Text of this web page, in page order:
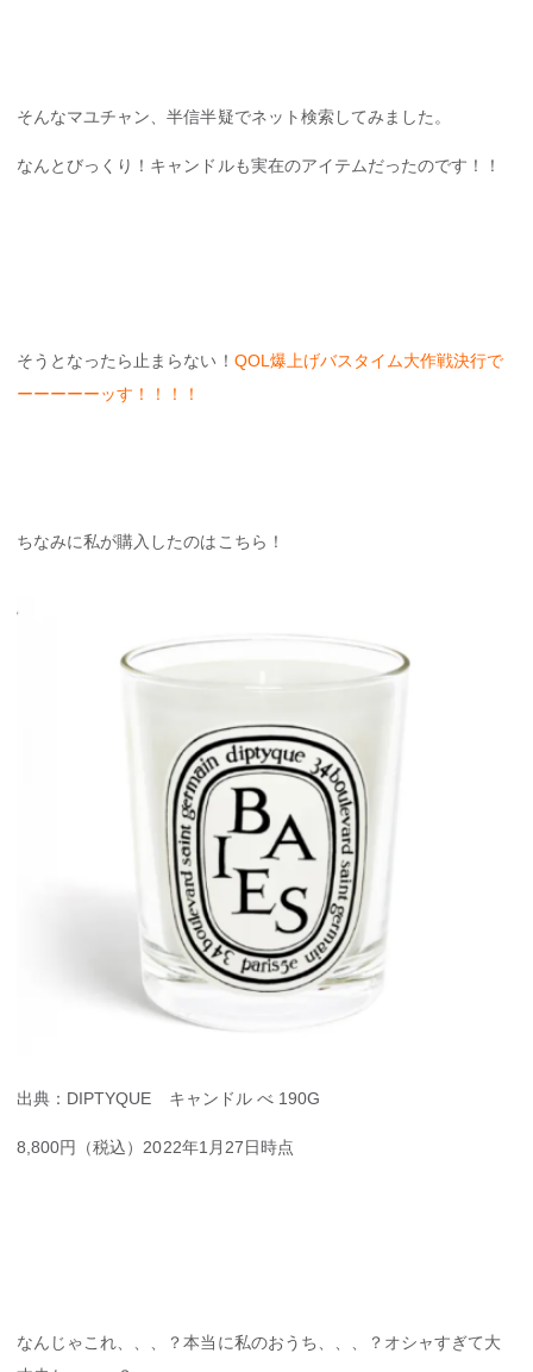
そんなマユチャン、半信半疑でネット検索してみました。
なんとびっくり！キャンドルも実在のアイテムだったのです！！
そうとなったら止まらない！ QOL爆上げバスタイム大作戦決行で
ーーーーーッす！！！！
ちなみに私が購入したのはこちら！
出典：DIPTYQUE キャンドル べ 190G
8,800円（税込）2022年1月27日時点
なんじゃこれ、、、？本当に私のおうち、、、？オシャすぎて大